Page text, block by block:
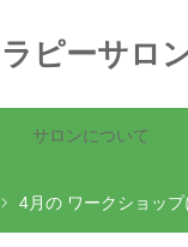
ピーサロ
サロンについて
4月の ワークショップ